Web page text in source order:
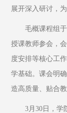
展开深入研讨，
毛概课程组
授课教师参会，
度安排等核心工
学基础。课会明
造高质量、贴合
3月30日，学